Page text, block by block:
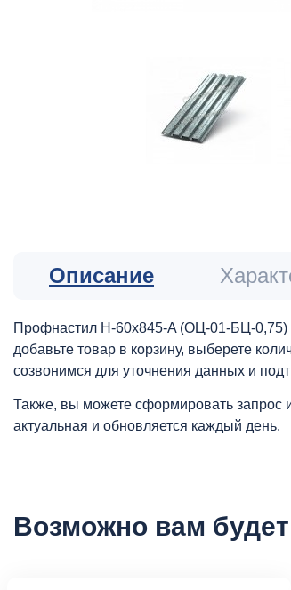
Описание
Профнастил Н-60x845-A (ОЦ-01-БЦ-0,75)
добавьте товар в корзину, выберете
созвонимся для уточнения данных и
Также, вы можете сформировать запрос
актуальная и обновляется каждый день.
Возможно вам